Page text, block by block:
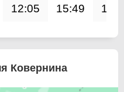
12:05 15:49
Ковернина